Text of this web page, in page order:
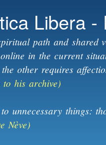
Libera -
path and shared
in the current
other requires
his archive)
unnecessary things:
Nève)